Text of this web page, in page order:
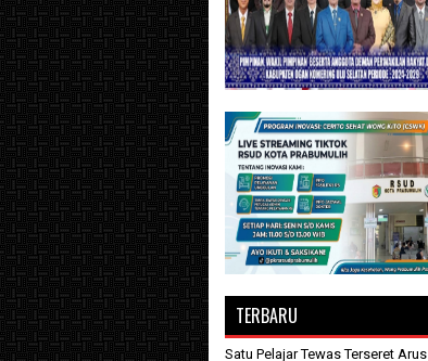
TERBARU
Satu Pelajar Tewas Terseret Arus